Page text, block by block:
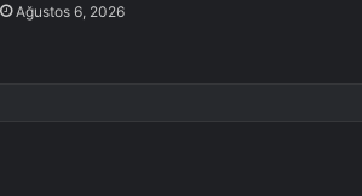
Ağustos 6, 2026